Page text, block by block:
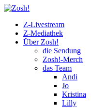
Z-Livestream
Z-Mediathek
Über Zosh!
die Sendung
Zosh!-Merch
das Team
Andi
Jo
Kristina
Lilly